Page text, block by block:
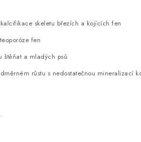
skeletu březích a kojících fen
fen
štěňat a mladých psů
růstu s nedostatečnou mineralizací